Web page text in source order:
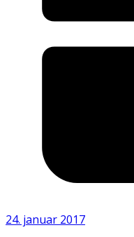
24. januar 2017